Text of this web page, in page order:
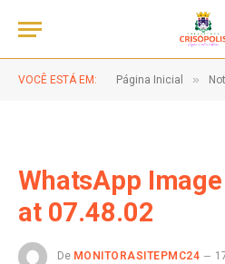
VOCÊ ESTÁ EM: Página Inicial »
WhatsApp
at 07.48.02
De MONITORASITEPMC24